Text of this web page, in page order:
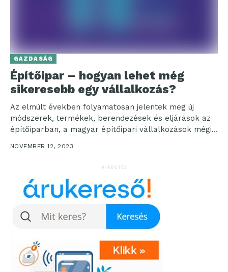
GAZDASÁG
Építőipar – hogyan lehet még
sikeresebb egy vállalkozás?
Az elmúlt években folyamatosan jelentek meg új
módszerek, termékek, berendezések és eljárások az
építőiparban, a magyar építőipari vállalkozások mégis
NOVEMBER 12, 2023
HIRDETÉS